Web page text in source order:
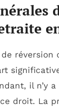
réversion
il n’y
droit. La